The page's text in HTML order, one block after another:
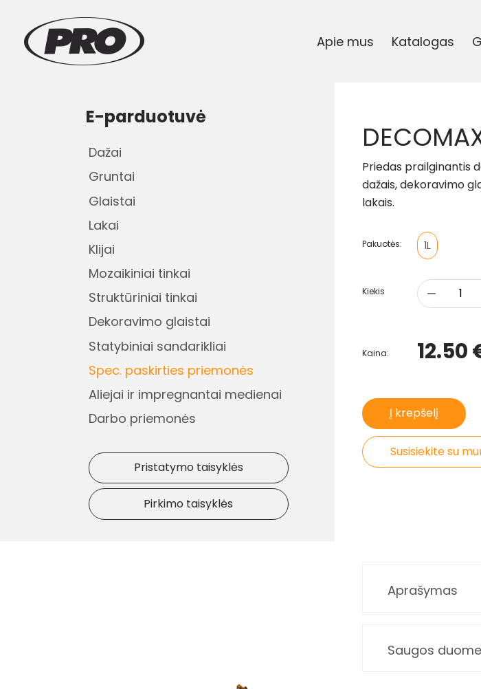
Apie mus Katalogas
E-parduotuvė
Dažai
Gruntai
Glaistai
Lakai
Klijai
Mozaikiniai tinkai
Struktūriniai tinkai
Dekoravimo glaistai
Statybiniai sandarikliai
Spec. paskirties priemonės
Aliejai ir impregnantai medienai
Darbo priemonės
Pristatymo taisyklės
Pirkimo taisyklės
Priedas prailginantis
dažais, dekoravimo
lakais.
Pakuotės: 1L
Kiekis
Kaina: 12.50
Į krepšelį
Susisiekite su
Aprašymas
Saugos